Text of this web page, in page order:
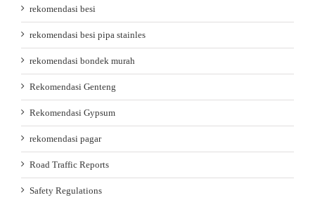
rekomendasi besi
rekomendasi besi pipa stainles
rekomendasi bondek murah
Rekomendasi Genteng
Rekomendasi Gypsum
rekomendasi pagar
Road Traffic Reports
Safety Regulations